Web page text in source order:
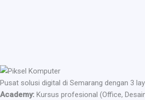
Pusat solusi digital di Semarang dengan 3
Academy: Kursus profesional (Office,